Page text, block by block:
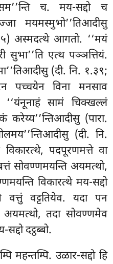
च. मय-सद्दो च
मयमस्मुभो’’तिआदीसु
अस्मदत्थे आगतो. ‘‘मयं
सुभा’’ति एत्थ पञ्ञत्तियं.
(दी. नि. १.३९;
पच्चयेन विना मनसाव
‘‘यंनूनाहं सामं चिक्खल्लं
करेय्य’’न्तिआदीसु (पारा.
(दी. नि.
पदपूरणमत्ते वा
सोवण्णमयन्ति अयमत्थो,
विकारत्थे मय-सद्दो
वत्तुं वट्टतियेव. यदा पन
अयमत्थो, तदा सोवण्णमेव
दट्ठब्बो.
महन्तम्पि. उळार-सद्दो हि